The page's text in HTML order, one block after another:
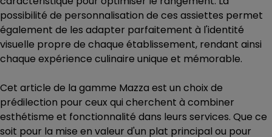
possibilité de personnalisation de ces assiettes permet
également de les adapter parfaitement à l'identité
visuelle propre de chaque établissement, rendant ainsi
chaque expérience culinaire unique et mémorable.
Cet article de la gamme Mazza est un choix de
prédilection pour ceux qui cherchent à combiner
esthétisme et fonctionnalité dans leurs services. Que ce
soit pour la mise en valeur d'un plat principal ou pour